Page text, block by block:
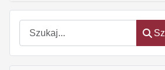
Szukaj